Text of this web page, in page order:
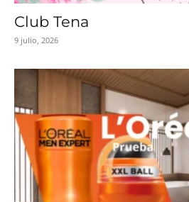
Club Tena
9 julio, 2026